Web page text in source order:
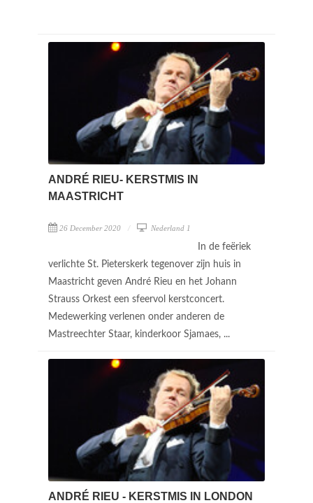
ANDRÉ RIEU- KERSTMIS IN
MAASTRICHT
26 December 2020 Nederland 1
In de feëriek
verlichte St. Pieterskerk tegenover zijn huis in
Maastricht geven André Rieu en het Johann
Strauss Orkest een sfeervol kerstconcert.
Medewerking verlenen onder anderen de
Mastreechter Staar, kinderkoor Sjamaes, ...
ANDRÉ RIEU - KERSTMIS IN LONDON